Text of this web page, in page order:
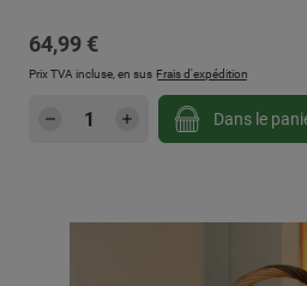
Prix régulier :
64,99 €
Prix TVA incluse, en sus Frais d'expédition
Quantité de produit :
Dans le